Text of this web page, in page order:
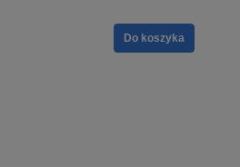
Do koszyka